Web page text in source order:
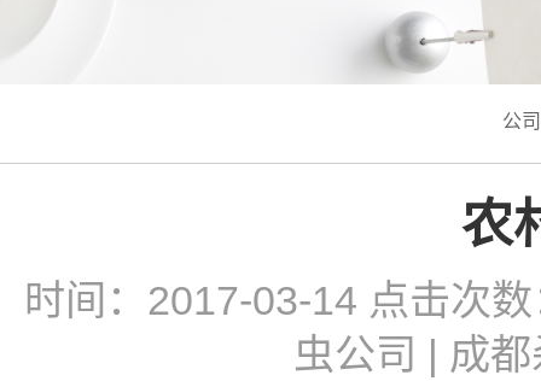
公
农
时间：2017-03-14 点击次
虫公司 | 成